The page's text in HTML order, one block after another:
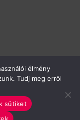
élmény
Tudj meg erről
sütiket